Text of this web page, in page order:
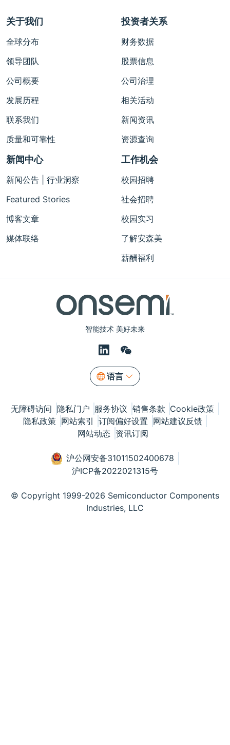
智能技术 美好未来
语言
关于我们
全球分布
领导团队
公司概要
发展历程
联系我们
质量和可靠性
投资者关系
财务数据
股票信息
公司治理
相关活动
新闻资讯
资源查询
新闻中心
新闻公告 | 行业洞察
Featured Stories
博客文章
媒体联络
工作机会
校园招聘
社会招聘
校园实习
了解安森美
薪酬福利
无障碍访问 隐私门户 服务协议 销售条款 Cookie政策
隐私政策 网站索引 订阅偏好设置 网站建议反馈
网站动态 资讯订阅
沪公网安备31011502400678
沪ICP备2022021315号
© Copyright 1999-2026 Semiconductor Components
Industries, LLC